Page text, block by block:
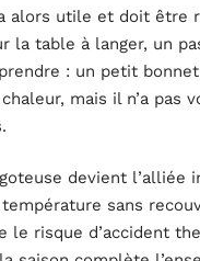
alors utile et doit être
la table à langer, un
: un petit
mais il n’a pas
devient l’alliée
sans
le risque d’accident